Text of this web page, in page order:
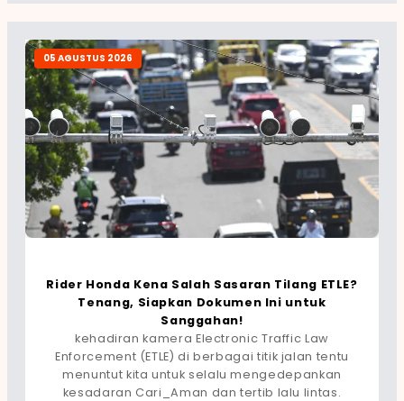
05 AGUSTUS 2026
Rider Honda Kena Salah Sasaran Tilang ETLE?
Tenang, Siapkan Dokumen Ini untuk
Sanggahan!
kehadiran kamera Electronic Traffic Law
Enforcement (ETLE) di berbagai titik jalan tentu
menuntut kita untuk selalu mengedepankan
kesadaran Cari_Aman dan tertib lalu lintas.